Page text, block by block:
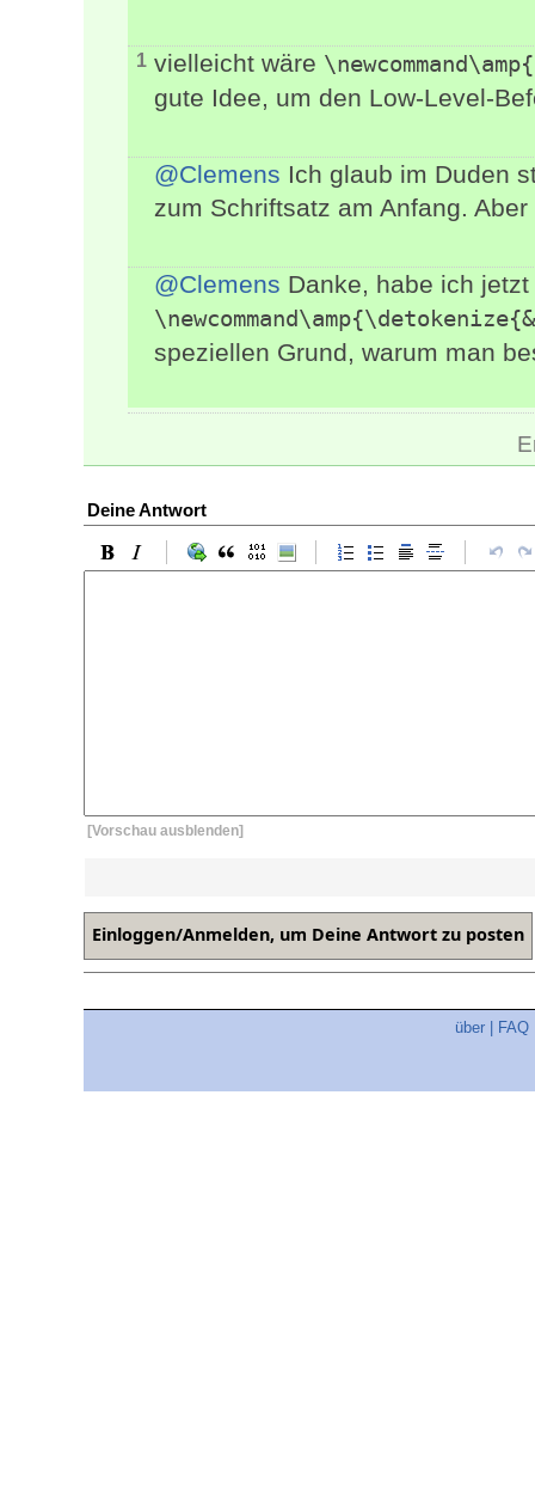
1 vielleicht wäre
gute Idee, um den Low-Level-
@Clemens Ich glaub im Duden
zum Schriftsatz am Anfang.
@Clemens Danke, habe ich jetzt
speziellen Grund, warum man
Deine Antwort
[Vorschau ausblenden]
über FAQ